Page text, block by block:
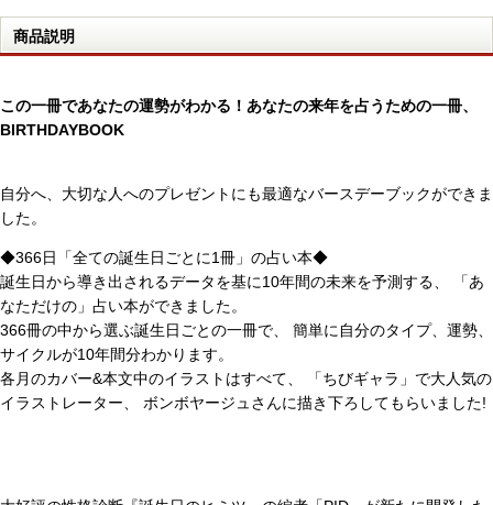
商品説明
この一冊であなたの運勢がわかる！あなたの来年を占うための一冊、
BIRTHDAYBOOK
自分へ、大切な人へのプレゼントにも最適なバースデーブックができま
した。
◆366日「全ての誕生日ごとに1冊」の占い本◆
誕生日から導き出されるデータを基に10年間の未来を予測する、 「あ
なただけの」占い本ができました。
366冊の中から選ぶ誕生日ごとの一冊で、 簡単に自分のタイプ、運勢、
サイクルが10年間分わかります。
各月のカバー&本文中のイラストはすべて、 「ちびギャラ」で大人気の
イラストレーター、 ボンボヤージュさんに描き下ろしてもらいました!